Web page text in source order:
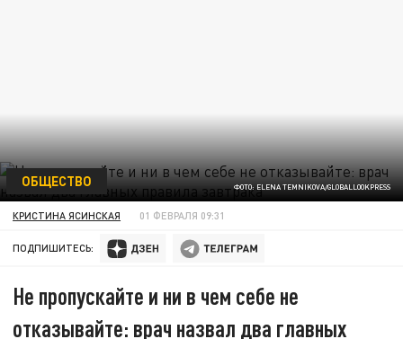
ФОТО: ELENA TEMNIKOVA/GLOBALLOOKPRESS
ОБЩЕСТВО
КРИСТИНА ЯСИНСКАЯ 01 ФЕВРАЛЯ 09:31
ПОДПИШИТЕСЬ:
Не пропускайте и ни в чем себе не
отказывайте: врач назвал два главных